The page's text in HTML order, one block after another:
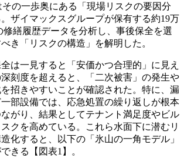
その一歩奥にある「現場リスクの要因分
ザイマックスグループが保有する約19万
修繕履歴データを分析し、事後保全を選
き「リスクの構造」を解明した。
は一見すると「安価かつ合理的」に見え
刻度を超えると、「二次被害」の発生や
招きやすいことが確認された。特に、漏
部設備では、応急処置の繰り返しが根本
がり、結果としてテナント満足度やビル
クを高めている。これら水面下に潜むリ
化すると、以下の「氷山の一角モデル」
きる【図表1】。